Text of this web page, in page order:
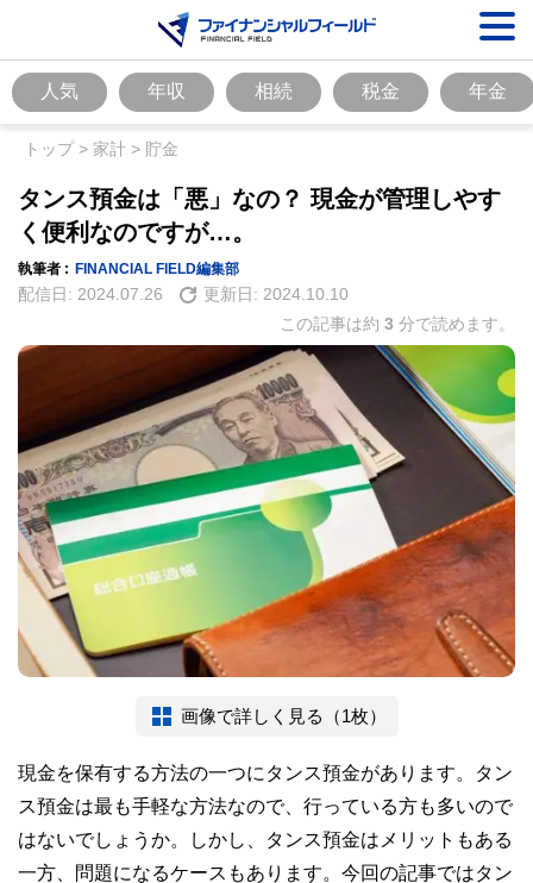
人気 年収 相続 税金 年金
トップ> 家計 > 貯金
タンス預金は「悪」なの？ 現金が管理しやす
く便利なのですが…。
執筆者 : FINANCIAL FIELD編集部
配信日: 2024.07.26 更新日: 2024.10.10
この記事は約 3 分で読めます。
画像で詳しく見る（1枚）
現金を保有する方法の一つにタンス預金があります。タン
ス預金は最も手軽な方法なので、行っている方も多いので
はないでしょうか。しかし、タンス預金はメリットもある
一方、問題になるケースもあります。今回の記事ではタン